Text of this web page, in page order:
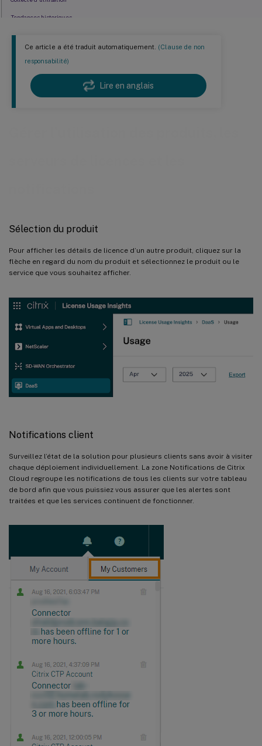
Ce article a été traduit automatiquement. (Clause de non
responsabilité)
Lire en anglais
Sélection du produit
Pour afficher les détails de licence d’un autre produit, cliquez sur la
flèche en regard du nom du produit et sélectionnez le produit ou le
service que vous souhaitez afficher.
Notifications client
Surveillez l’état de la solution pour plusieurs clients sans avoir à visiter
chaque déploiement individuellement. La zone Notifications de Citrix
Cloud regroupe les notifications de tous les clients sur votre tableau
de bord afin que vous puissiez vous assurer que les alertes sont
traitées et que les services continuent de fonctionner.
Tendances historiques
Exporter les données d’utilisation et d’allocations
Accéder aux données de licence avec les API